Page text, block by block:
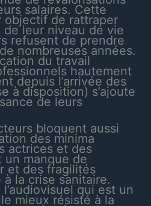
salaires. Cette
objectif de rattraper
de leur niveau de vie
refusent de prendre
nombreuses années.
du travail
hautement
depuis l’arrivée des
à disposition) s’ajoute
de leurs
bloquent aussi
des minima
actrices et des
manque de
et des fragilités
la crise sanitaire.
qui est un
mieux résisté à la